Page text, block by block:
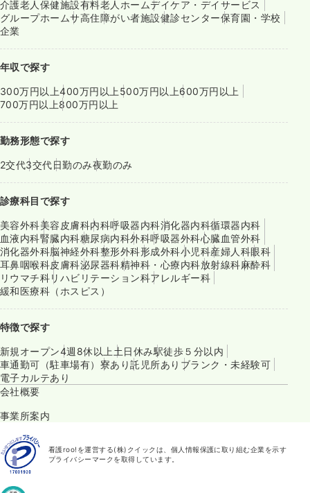
介護老人保健施設有料老人ホームデイケア・デイサービス
グループホームサ高住障がい者施設健診センター保育園・学校
企業
年収で探す
300万円以上400万円以上 500万円以上600万円以上
700万円以上800万円以上
勤務形態で探す
2交代3交代日勤のみ夜勤のみ
診療科目で探す
美容外科美容皮膚科内科呼吸器内科消化器内科循環器内科
血液内科腎臓内科糖尿病内科外科呼吸器外科心臓血管外科
消化器外科脳神経外科整形外科形成外科小児科産婦人科眼科
耳鼻咽喉科皮膚科泌尿器科精神科・心療内科放射線科麻酔科
リウマチ科リハビリテーション科アレルギー科
緩和医療科（ホスピス）
特徴で探す
新規オープン4週8休以上 土日休み駅徒歩５分以内
車通勤可（駐車場有） 寮あり託児所あり ブランク・未経験可
電子カルテあり
会社概要
事業所案内
看護roo!を運営する(株)クイックは、個人情報保護に取り組む企業を示す
プライバシーマークを取得しています。